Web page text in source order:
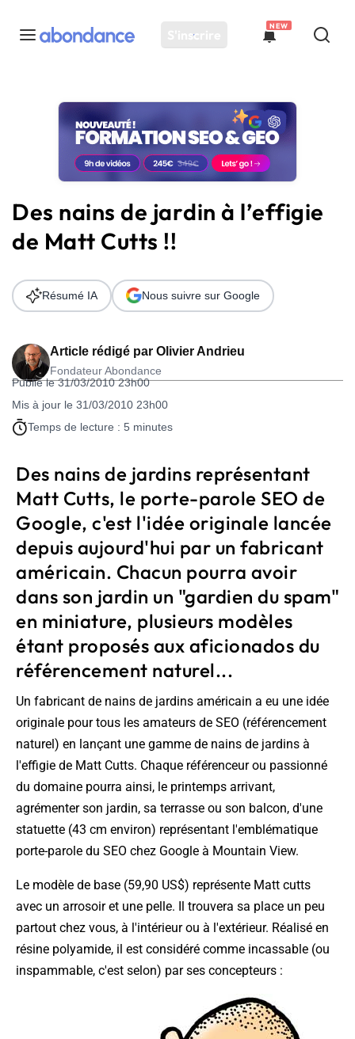
S'inscrire
NEW
Toutes les actus
Actus SEO
Plateforme
Solutions
Ressources
Audit SEO
Des nains de jardin à l’effigie
de Matt Cutts !!
Article rédigé par Olivier Andrieu
Fondateur Abondance
Publié le 31/03/2010 23h00
Mis à jour le 31/03/2010 23h00
Temps de lecture : 5 minutes
Résumé IA Nous suivre sur Google
Des nains de jardins représentant
Matt Cutts, le porte-parole SEO de
Google, c'est l'idée originale lancée
depuis aujourd'hui par un fabricant
américain. Chacun pourra avoir
dans son jardin un "gardien du spam"
en miniature, plusieurs modèles
étant proposés aux aficionados du
référencement naturel...
Un fabricant de nains de jardins américain a eu une idée
originale pour tous les amateurs de SEO (référencement
naturel) en lançant une gamme de nains de jardins à
l'effigie de Matt Cutts. Chaque référenceur ou passionné
du domaine pourra ainsi, le printemps arrivant,
agrémenter son jardin, sa terrasse ou son balcon, d'une
statuette (43 cm environ) représentant l'emblématique
porte-parole du SEO chez Google à Mountain View.
Le modèle de base (59,90 US$) représente Matt cutts
avec un arrosoir et une pelle. Il trouvera sa place un peu
partout chez vous, à l'intérieur ou à l'extérieur. Réalisé en
résine polyamide, il est considéré comme incassable (ou
inspammable, c'est selon) par ses concepteurs :